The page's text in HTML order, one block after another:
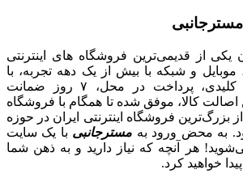
مسترجانبی
یکی از قدیمی‌ترین فروشگاه های اینترنتی
موبایل و شبکه با بیش از یک دهه تجربه، با
پایبندی به سه اصل کلیدی، پرداخت در محل، ۷ روز ضمانت
کالا، موفق شده تا همگام با فروشگاه‌
بزرگ‌ترین فروشگاه اینترنتی ایران در حوزه
به محض ورود به مسترجانبی با یک سایت
هر آنچه که نیاز دارید و به ذهن شما
خواهید کرد.